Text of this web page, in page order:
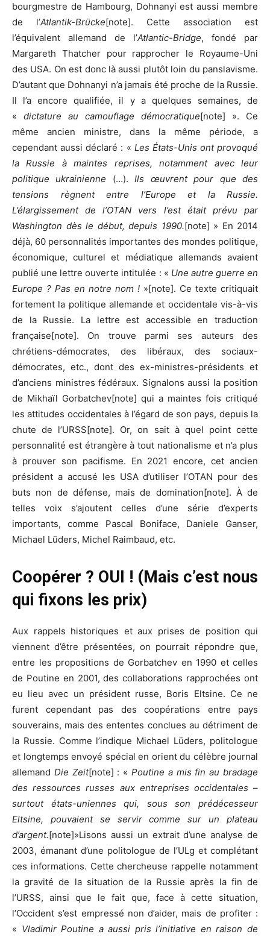
bourgmestre de Hambourg, Dohnanyi est aussi membre
de l’Atlantik-Brücke[note]. Cette association est
l’équivalent allemand de l’Atlantic-Bridge, fondé par
Margareth Thatcher pour rapprocher le Royaume-Uni
des USA. On est donc là aussi plutôt loin du panslavisme.
D’autant que Dohnanyi n’a jamais été proche de la Russie.
Il l’a encore qualifiée, il y a quelques semaines, de
« dictature au camouflage démocratique[note] ». Ce
même ancien ministre, dans la même période, a
cependant aussi déclaré : « Les États-Unis ont provoqué
la Russie à maintes reprises, notamment avec leur
politique ukrainienne (…).Ils œuvrent pour que des
tensions règnent entre l’Europe et la Russie.
L’élargissement de l’OTAN vers l’est était prévu par
Washington dès le début, depuis 1990.[note] » En 2014
déjà, 60 personnalités importantes des mondes politique,
économique, culturel et médiatique allemands avaient
publié une lettre ouverte intitulée : « Une autre guerre en
Europe ? Pas en notre nom ! »[note]. Ce texte critiquait
fortement la politique allemande et occidentale vis-à-vis
de la Russie. La lettre est accessible en traduction
française[note]. On trouve parmi ses auteurs des
chrétiens-démocrates, des libéraux, des sociaux-
démocrates, etc., dont des ex-ministres-présidents et
d’anciens ministres fédéraux. Signalons aussi la position
de Mikhaïl Gorbatchev[note] qui a maintes fois critiqué
les attitudes occidentales à l’égard de son pays, depuis la
chute de l’URSS[note]. Or, on sait à quel point cette
personnalité est étrangère à tout nationalisme et n’a plus
à prouver son pacifisme. En 2021 encore, cet ancien
président a accusé les USA d’utiliser l’OTAN pour des
buts non de défense, mais de domination[note]. À de
telles voix s’ajoutent celles d’une série d’experts
importants, comme Pascal Boniface, Daniele Ganser,
Michael Lüders, Michel Raimbaud, etc.
Coopérer ? OUI ! (Mais c’est nous
qui fixons les prix)
Aux rappels historiques et aux prises de position qui
viennent d’être présentées, on pourrait répondre que,
entre les propositions de Gorbatchev en 1990 et celles
de Poutine en 2001, des collaborations rapprochées ont
eu lieu avec un président russe, Boris Eltsine. Ce ne
furent cependant pas des coopérations entre pays
souverains, mais des ententes conclues au détriment de
la Russie. Comme l’indique Michael Lüders, politologue
et longtemps envoyé spécial en orient du célèbre journal
allemand Die Zeit[note] : «Poutine a mis fin au bradage
des ressources russes aux entreprises occidentales –
surtout états-uniennes qui, sous son prédécesseur
Eltsine, pouvaient se servir comme sur un plateau
d’argent.[note]»Lisons aussi un extrait d’une analyse de
2003, émanant d’une politologue de l’ULg et complétant
ces informations. Cette chercheuse rappelle notamment
la gravité de la situation de la Russie après la fin de
l’URSS, ainsi que le fait que, face à cette situation,
l’Occident s’est empressé non d’aider, mais de profiter :
« Vladimir Poutine a aussi pris l’initiative en raison de